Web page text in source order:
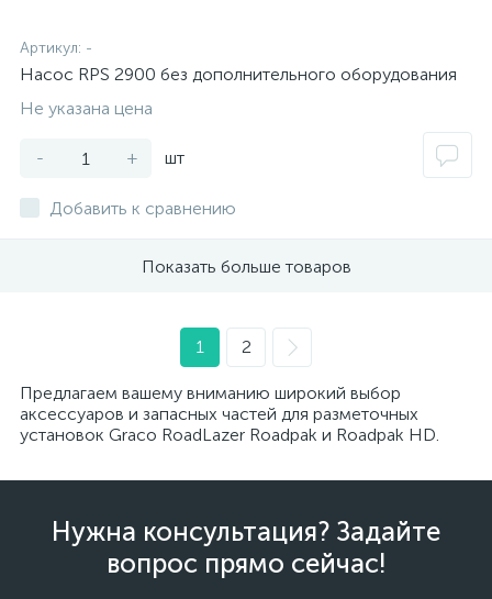
Артикул: -
Насос RPS 2900 без дополнительного оборудования
Не указана цена
- + шт
Добавить к сравнению
Показать больше товаров
1 2
Предлагаем вашему вниманию широкий выбор
аксессуаров и запасных частей для разметочных
установок Graco RoadLazer Roadpak и Roadpak HD.
Нужна консультация? Задайте
вопрос прямо сейчас!